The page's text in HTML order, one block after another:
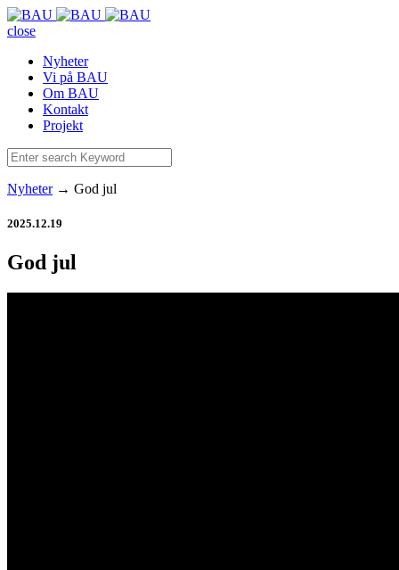
close
Nyheter
Vi på BAU
Om BAU
Kontakt
Projekt
Nyheter→ God jul
2025.12.19
God jul